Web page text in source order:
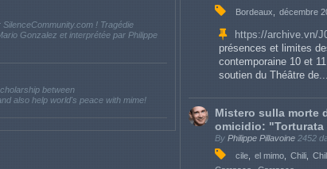
! Tragédie
Gonzalez et interprétée par Philippe
between
also help world's peace with mime!
Bordeaux
décembre
https://archive.vn/
présences et limites
contemporaine 10 et
soutien du Théâtre de...
Mistero sulla morte
omicidio: "Torturata
By Philippe Pillavoine 2452
cile
el mimo Chili